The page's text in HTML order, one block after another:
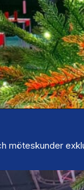
möteskunder